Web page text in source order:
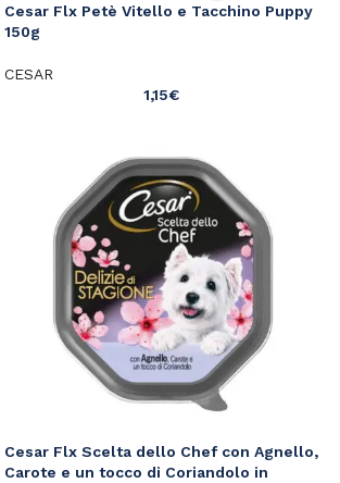
Cesar Flx Petè Vitello e Tacchino Puppy
150g
CESAR
1,15€
Cesar Flx Scelta dello Chef con Agnello,
Carote e un tocco di Coriandolo in